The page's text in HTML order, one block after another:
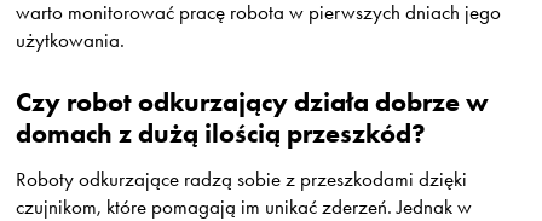
warto monitorować pracę robota w pierwszych dniach jego
użytkowania.
Czy robot odkurzający działa dobrze w
domach z dużą ilością przeszkód?
Roboty odkurzające radzą sobie z przeszkodami dzięki
czujnikom, które pomagają im unikać zderzeń. Jednak w